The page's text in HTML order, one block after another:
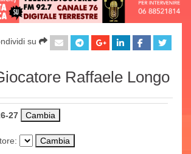
su
Raffaele Longo
27